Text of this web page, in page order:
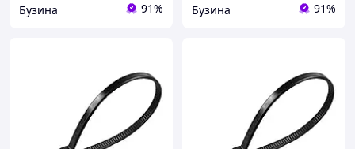
Бузина 91% Бузина 91%